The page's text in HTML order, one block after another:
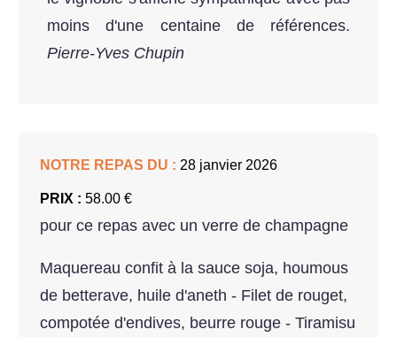
moins d'une centaine de références.
Pierre-Yves Chupin
NOTRE REPAS DU : 28 janvier 2026
PRIX : 58.00 €
pour ce repas avec un verre de champagne
Maquereau confit à la sauce soja, houmous
de betterave, huile d'aneth - Filet de rouget,
compotée d'endives, beurre rouge - Tiramisu